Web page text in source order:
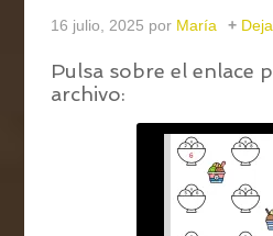
16 julio, 2025 por María
Pulsa sobre el enlace
archivo: